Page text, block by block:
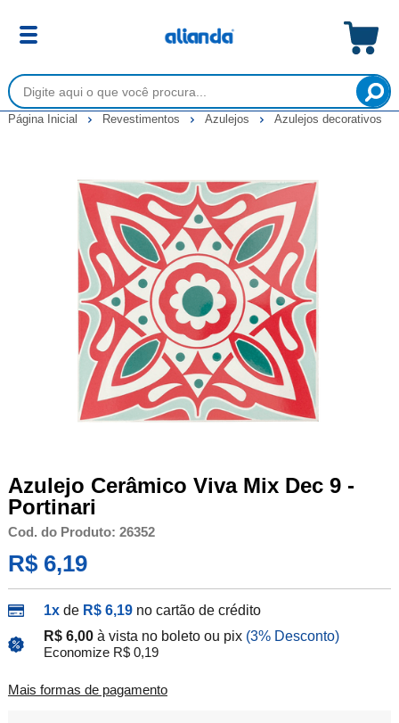
Página Inicial Revestimentos Azulejos Azulejos decorativos
Azulejo Cerâmico Viva Mix Dec 9 -
Portinari
Cod. do Produto: 26352
R$ 6,19
1xde R$ 6,19 no cartão de crédito
R$ 6,00 à vista no boleto ou pix (3% Desconto)
Economize R$ 0,19
Mais formas de pagamento